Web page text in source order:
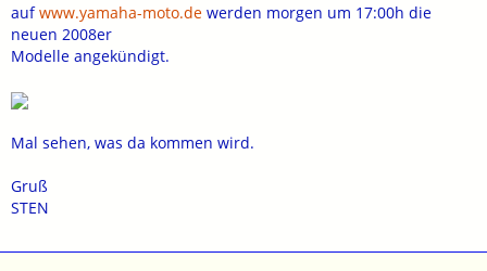
aufwww.yamaha-moto.de werden morgen um 17:00h die
neuen 2008er
Modelle angekündigt.
Mal sehen, was da kommen wird.
Gruß
STEN